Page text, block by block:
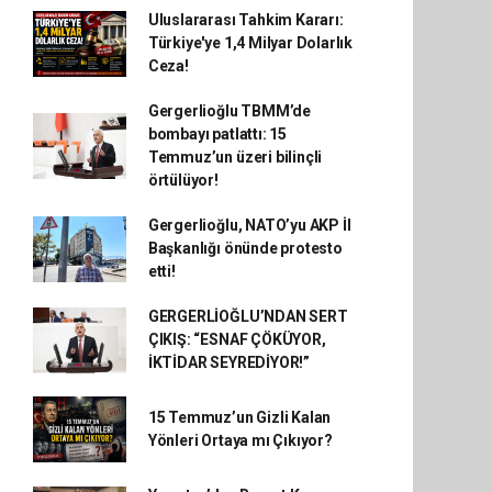
Uluslararası Tahkim Kararı:
Türkiye'ye 1,4 Milyar Dolarlık
Ceza!
Gergerlioğlu TBMM’de
bombayı patlattı: 15
Temmuz’un üzeri bilinçli
örtülüyor!
Gergerlioğlu, NATO’yu AKP İl
Başkanlığı önünde protesto
etti!
GERGERLİOĞLU’NDAN SERT
ÇIKIŞ: “ESNAF ÇÖKÜYOR,
İKTİDAR SEYREDİYOR!”
15 Temmuz’un Gizli Kalan
Yönleri Ortaya mı Çıkıyor?